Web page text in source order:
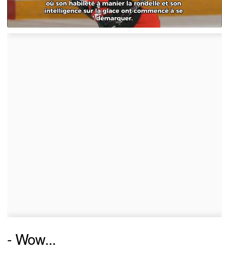
- Wow...